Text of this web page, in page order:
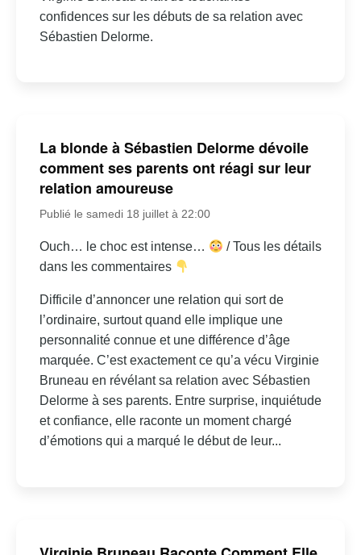
confidences sur les débuts de sa relation avec
Sébastien Delorme.
La blonde à Sébastien Delorme dévoile
comment ses parents ont réagi sur leur
relation amoureuse
Publié le samedi 18 juillet à 22:00
Ouch… le choc est intense…
/ Tous les détails
dans les commentaires
Difficile d’annoncer une relation qui sort de
l’ordinaire, surtout quand elle implique une
personnalité connue et une différence d’âge
marquée. C’est exactement ce qu’a vécu Virginie
Bruneau en révélant sa relation avec Sébastien
Delorme à ses parents. Entre surprise, inquiétude
et confiance, elle raconte un moment chargé
d’émotions qui a marqué le début de leur...